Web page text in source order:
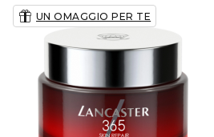
UN OMAGGIO PER TE